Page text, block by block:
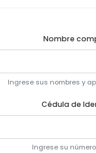
Nombre
Ingrese sus nombres y
Cédula de
Ingrese su